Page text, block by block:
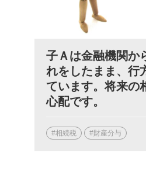
子Ａは金融機関か
れをしたまま、行
ています。将来の
心配です。
#相続税 #財産分与